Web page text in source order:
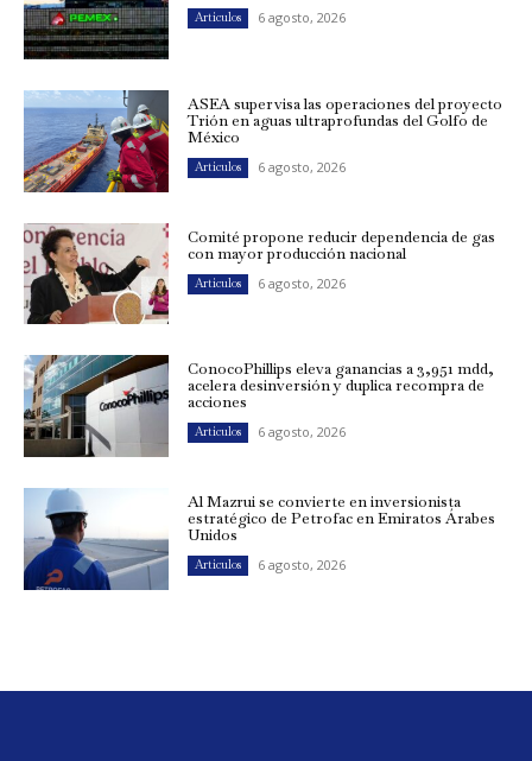
Artículos 6 agosto, 2026
ASEA supervisa las operaciones del proyecto
Trión en aguas ultraprofundas del Golfo de
México
Artículos 6 agosto, 2026
Comité propone reducir dependencia de gas
con mayor producción nacional
Artículos 6 agosto, 2026
ConocoPhillips eleva ganancias a 3,951 mdd,
acelera desinversión y duplica recompra de
acciones
Artículos 6 agosto, 2026
Al Mazrui se convierte en inversionista
estratégico de Petrofac en Emiratos Árabes
Unidos
Artículos 6 agosto, 2026